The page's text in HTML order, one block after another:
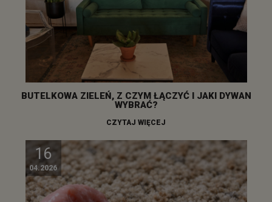
BUTELKOWA ZIELEŃ, Z CZYM ŁĄCZYĆ I JAKI DYWAN
WYBRAĆ?
CZYTAJ WIĘCEJ
16
04.2026